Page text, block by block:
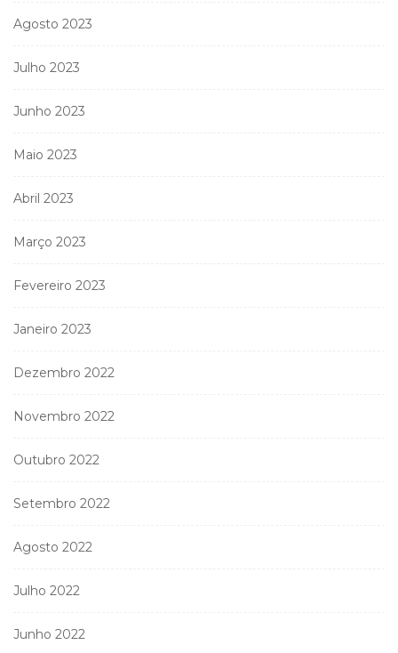
Agosto 2023
Julho 2023
Junho 2023
Maio 2023
Abril 2023
Março 2023
Fevereiro 2023
Janeiro 2023
Dezembro 2022
Novembro 2022
Outubro 2022
Setembro 2022
Agosto 2022
Julho 2022
Junho 2022